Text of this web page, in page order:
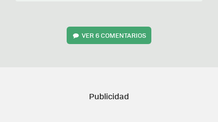
VER6 COMENTARIOS